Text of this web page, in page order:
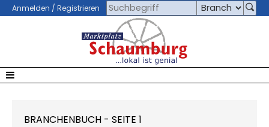
Anmelden / Registrieren
BRANCHENBUCH - SEITE 1